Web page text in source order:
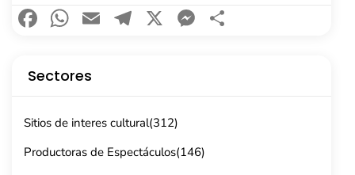
Facebook
WhatsApp
EmailTelegram
X Messenger
Sectores
Sitios de interes cultural(312)
Productoras de Espectáculos(146)